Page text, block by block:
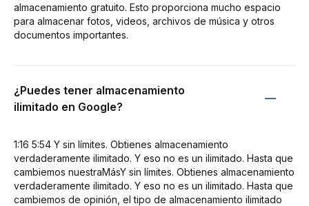
almacenamiento gratuito. Esto proporciona mucho espacio
para almacenar fotos, videos, archivos de música y otros
documentos importantes.
¿Puedes tener almacenamiento
ilimitado en Google?
1:16 5:54 Y sin límites. Obtienes almacenamiento
verdaderamente ilimitado. Y eso no es un ilimitado. Hasta que
cambiemos nuestraMásY sin límites. Obtienes almacenamiento
verdaderamente ilimitado. Y eso no es un ilimitado. Hasta que
cambiemos de opinión, el tipo de almacenamiento ilimitado